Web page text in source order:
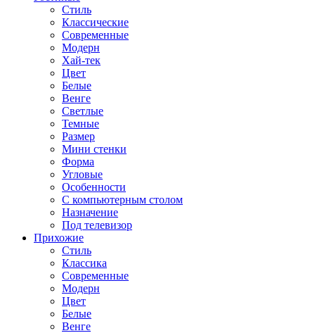
Стиль
Классические
Современные
Модерн
Хай-тек
Цвет
Белые
Венге
Светлые
Темные
Размер
Мини стенки
Форма
Угловые
Особенности
С компьютерным столом
Назначение
Под телевизор
Прихожие
Стиль
Классика
Современные
Модерн
Цвет
Белые
Венге